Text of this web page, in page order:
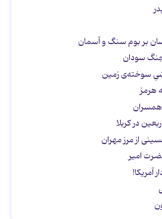
بر بوم سنگ و آسمان
جنگ سودان
سوخته‌ی زمین
هرمز
در کربلا
از مرز مهران
امیر
آمریکا!